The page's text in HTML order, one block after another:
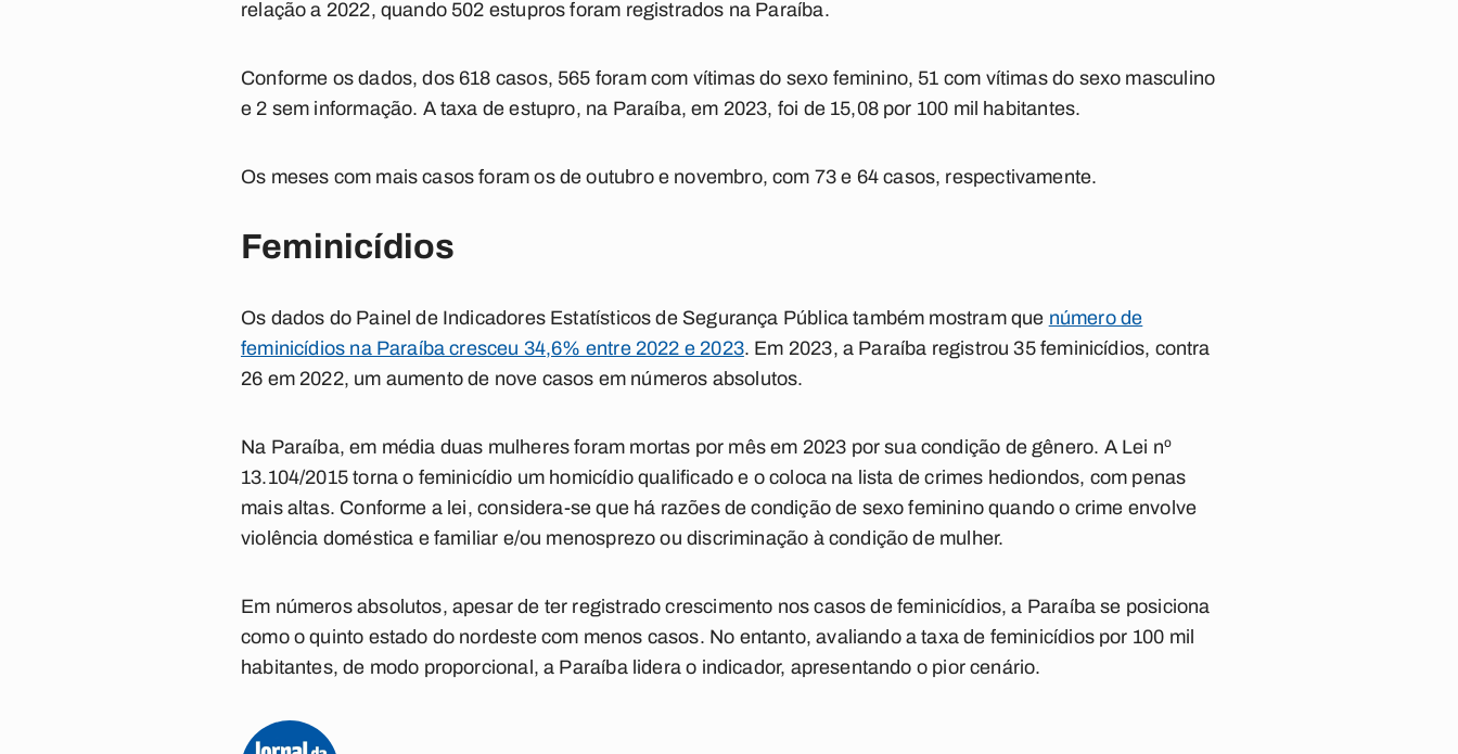
relação a 2022, quando 502 estupros foram registrados na Paraíba.
Conforme os dados, dos 618 casos, 565 foram com vítimas do sexo feminino, 51 com vítimas do sexo masculino
e 2 sem informação. A taxa de estupro, na Paraíba, em 2023, foi de 15,08 por 100 mil habitantes.
Os meses com mais casos foram os de outubro e novembro, com 73 e 64 casos, respectivamente.
Feminicídios
Os dados do Painel de Indicadores Estatísticos de Segurança Pública também mostram que número de
feminicídios na Paraíba cresceu 34,6% entre 2022 e 2023. Em 2023, a Paraíba registrou 35 feminicídios, contra
26 em 2022, um aumento de nove casos em números absolutos.
Na Paraíba, em média duas mulheres foram mortas por mês em 2023 por sua condição de gênero. A Lei nº
13.104/2015 torna o feminicídio um homicídio qualificado e o coloca na lista de crimes hediondos, com penas
mais altas. Conforme a lei, considera-se que há razões de condição de sexo feminino quando o crime envolve
violência doméstica e familiar e/ou menosprezo ou discriminação à condição de mulher.
Em números absolutos, apesar de ter registrado crescimento nos casos de feminicídios, a Paraíba se posiciona
como o quinto estado do nordeste com menos casos. No entanto, avaliando a taxa de feminicídios por 100 mil
habitantes, de modo proporcional, a Paraíba lidera o indicador, apresentando o pior cenário.